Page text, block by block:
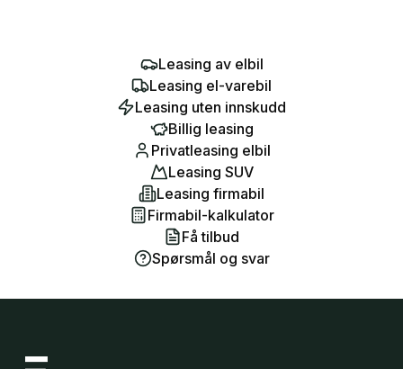
Leasing av elbil
Leasing el-varebil
Leasing uten innskudd
Billig leasing
Privatleasing elbil
Leasing SUV
Leasing firmabil
Firmabil-kalkulator
Få tilbud
Spørsmål og svar